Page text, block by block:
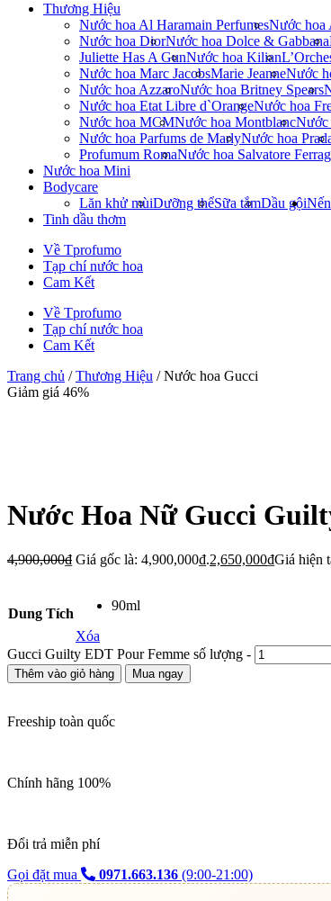
Thương Hiệu
Nước hoa Al Haramain PerfumesNước hoa
Nước hoa DiorNước hoa Dolce & Gabbana
Juliette Has A GunNước hoa Kilian
Nước hoa Marc JacobsMarie JeanneNước
Nước hoa AzzaroNước hoa Britney Spears
Nước hoa Etat Libre d`OrangeNước hoa
Nước hoa MCMNước hoa MontblancNước
Nước hoa Parfums de MarlyNước hoa
Profumum RomaNước hoa Salvatore
Nước hoa Mini
Bodycare
Lăn khử mùiDưỡng thểSữa tắmDầu gội
Tinh dầu thơm
Về Tprofumo
Tạp chí nước hoa
Cam Kết
Về Tprofumo
Tạp chí nước hoa
Cam Kết
Trang chủ /Thương Hiệu / Nước hoa Gucci
Giảm giá 46%
Nước Hoa Nữ Gucci
4,900,000₫ Giá gốc là: 4,900,000₫.2,650,000₫Giá hiện
Dung Tích
90ml
Xóa
Gucci Guilty EDT Pour Femme số lượng -
Thêm vào giỏ hàng Mua ngay
Freeship toàn quốc
Chính hãng 100%
Đổi trả miễn phí
Gọi đặt mua
0971.663.136 (9:00-21:00)